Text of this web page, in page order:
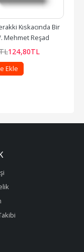
Kıskacında Bir
Mehmet Reşad
124,80TL
Ekle